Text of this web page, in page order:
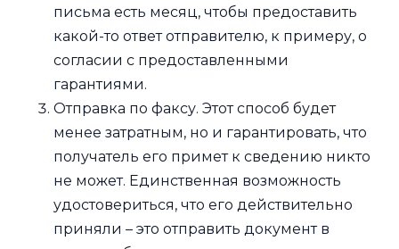
письма есть месяц, чтобы предоставить
какой-то ответ отправителю, к примеру, о
согласии с предоставленными
гарантиями.
Отправка по факсу. Этот способ будет
менее затратным, но и гарантировать, что
получатель его примет к сведению никто
не может. Единственная возможность
удостовериться, что его действительно
приняли – это отправить документ в